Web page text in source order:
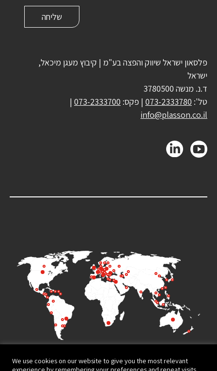
פלסאון ישראל שיווק והפצה בע"מ | קיבוץ מעגן מיכאל,
ישראל
ד.נ. מנשה 3780500
טל': 073-2333780 | פקס: 073-2333700
|
info@plasson.co.il
We use cookies on our website to give you the most relevant